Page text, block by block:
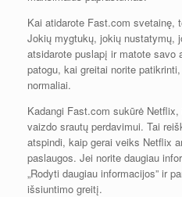
Kai atidarote Fast.com svetainę,
Jokių mygtukų, jokių nustatymų,
atsidarote puslapį ir matote savo
patogu, kai greitai norite
normaliai.
Kadangi Fast.com sukūrė
vaizdo srautų perdavimui. Tai
atspindi, kaip gerai veiks Netflix
paslaugos. Jei norite daugiau
„Rodyti daugiau informacijos” ir
išsiuntimo greitį.